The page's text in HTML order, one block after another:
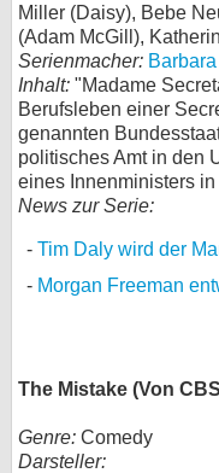
Miller (Daisy), Bebe
(Adam McGill),
Serienmacher: Barbara
Inhalt: "Madame
Berufsleben einer
genannten
politisches Amt in den
eines Innenministers
News zur Serie:
Tim Daly wird der
Morgan Freeman
The Mistake (Von
Genre: Comedy
Darsteller: